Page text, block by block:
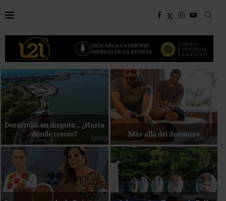
Bottega, un viaje servido a la
mesa
Energía que Impulsa la
competitividad